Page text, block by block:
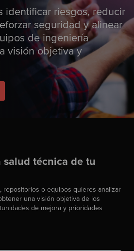
identificar riesgos, reducir
seguridad y alinear
de ingeniería
visión objetiva y
salud técnica de tu
repositorios o equipos quieres analizar
una visión objetiva de los
de mejora y prioridades